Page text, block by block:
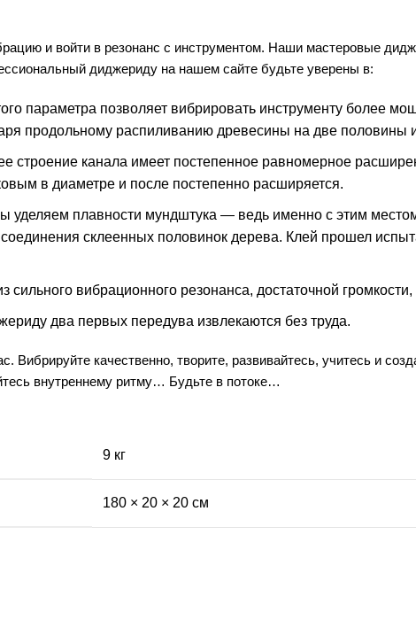
и войти в резонанс с инструментом. Наши мастеровые
диджериду на нашем сайте будьте уверены в:
параметра позволяет вибрировать инструменту более
продольному распиливанию древесины на две половины
строение канала имеет постепенное равномерное
в диаметре и после постепенно расширяется.
уделяем плавности мундштука — ведь именно с этим
склеенных половинок дерева. Клей прошел
вибрационного резонанса, достаточной
два первых передува извлекаются без труда.
качественно, творите, развивайтесь, учитесь и
внутреннему ритму… Будьте в потоке…
9 кг
180 × 20 × 20 см